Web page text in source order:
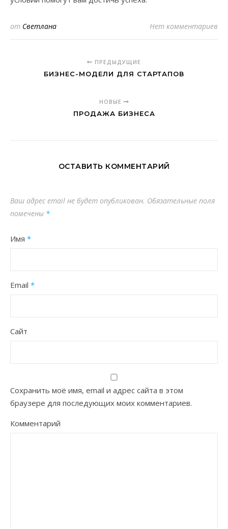
от Светлана Нет комментариев
ПРЕДЫДУЩИЕ
БИЗНЕС-МОДЕЛИ ДЛЯ СТАРТАПОВ
НОВЫЕ
ПРОДАЖА БИЗНЕСА
ОСТАВИТЬ КОММЕНТАРИЙ
Ваш адрес email не будет опубликован. Обязательные поля
помечены *
Имя *
Email *
Сайт
Сохранить моё имя, email и адрес сайта в этом
браузере для последующих моих комментариев.
Комментарий